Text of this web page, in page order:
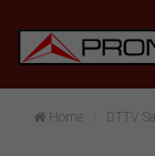
Home DTTV